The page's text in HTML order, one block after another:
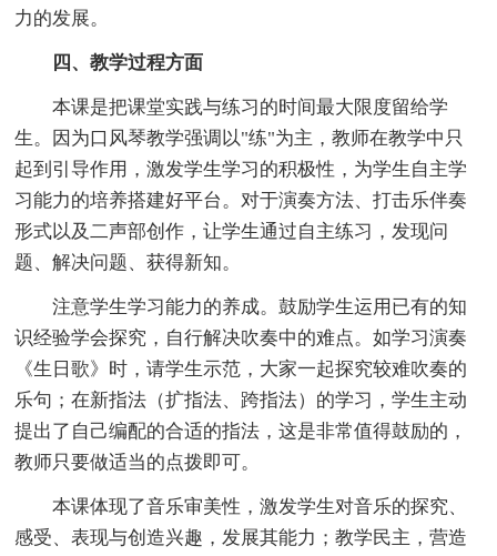
力的发展。
四、教学过程方面
本课是把课堂实践与练习的时间最大限度留给学
生。因为口风琴教学强调以"练"为主，教师在教学中只
起到引导作用，激发学生学习的积极性，为学生自主学
习能力的培养搭建好平台。对于演奏方法、打击乐伴奏
形式以及二声部创作，让学生通过自主练习，发现问
题、解决问题、获得新知。
注意学生学习能力的养成。鼓励学生运用已有的知
识经验学会探究，自行解决吹奏中的难点。如学习演奏
《生日歌》时，请学生示范，大家一起探究较难吹奏的
乐句；在新指法（扩指法、跨指法）的学习，学生主动
提出了自己编配的合适的指法，这是非常值得鼓励的，
教师只要做适当的点拨即可。
本课体现了音乐审美性，激发学生对音乐的探究、
感受、表现与创造兴趣，发展其能力；教学民主，营造